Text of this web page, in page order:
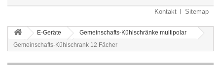
Kontakt Sitemap
E-Geräte
Gemeinschafts-Kühlschränke multipolar
Gemeinschafts-Kühlschrank 12 Fächer